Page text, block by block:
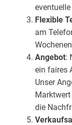
Flexible
am
Angebot:
ein faires
Unser
die